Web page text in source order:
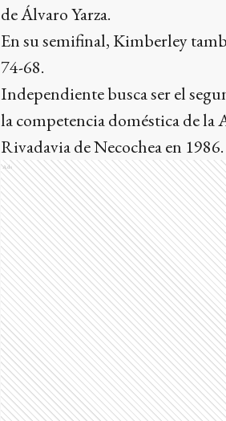
de Álvaro Yarza.
En su semifinal, Kimberley
74-68.
Independiente busca ser el
la competencia doméstica de la
Rivadavia de Necochea en 1986.
Ads